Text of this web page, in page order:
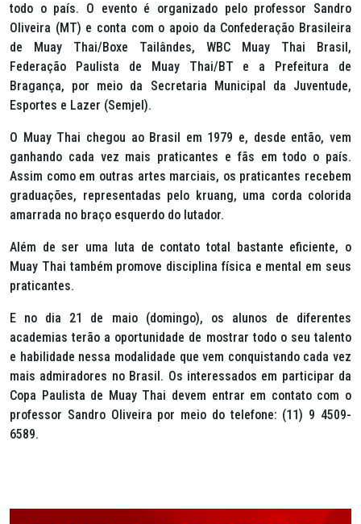
todo o país. O evento é organizado pelo professor Sandro
Oliveira (MT) e conta com o apoio da Confederação Brasileira
de Muay Thai/Boxe Tailândes, WBC Muay Thai Brasil,
Federação Paulista de Muay Thai/BT e a Prefeitura de
Bragança, por meio da Secretaria Municipal da Juventude,
Esportes e Lazer (Semjel).
O Muay Thai chegou ao Brasil em 1979 e, desde então, vem
ganhando cada vez mais praticantes e fãs em todo o país.
Assim como em outras artes marciais, os praticantes recebem
graduações, representadas pelo kruang, uma corda colorida
amarrada no braço esquerdo do lutador.
Além de ser uma luta de contato total bastante eficiente, o
Muay Thai também promove disciplina física e mental em seus
praticantes.
E no dia 21 de maio (domingo), os alunos de diferentes
academias terão a oportunidade de mostrar todo o seu talento
e habilidade nessa modalidade que vem conquistando cada vez
mais admiradores no Brasil. Os interessados em participar da
Copa Paulista de Muay Thai devem entrar em contato com o
professor Sandro Oliveira por meio do telefone: (11) 9 4509-
6589.